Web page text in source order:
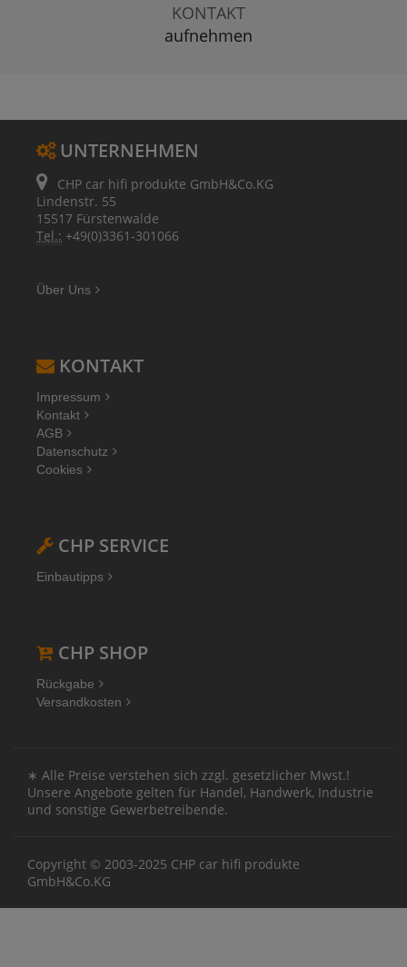
KONTAKT
aufnehmen
UNTERNEHMEN
CHP car hifi produkte GmbH&Co.KG
Lindenstr. 55
15517 Fürstenwalde
Tel.: +49(0)3361-301066
Über Uns
KONTAKT
Impressum
Kontakt
AGB
Datenschutz
Cookies
CHP SERVICE
Einbautipps
CHP SHOP
Rückgabe
Versandkosten
∗ Alle Preise verstehen sich zzgl. gesetzlicher Mwst.!
Unsere Angebote gelten für Handel, Handwerk, Industrie
und sonstige Gewerbetreibende.
Copyright © 2003-2025 CHP car hifi produkte
GmbH&Co.KG